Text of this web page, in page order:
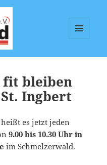
WIDGETS
fit bleiben
Ingbert
es jetzt jeden
9.00 bis 10.30 Uhr in
im Schmelzerwald.